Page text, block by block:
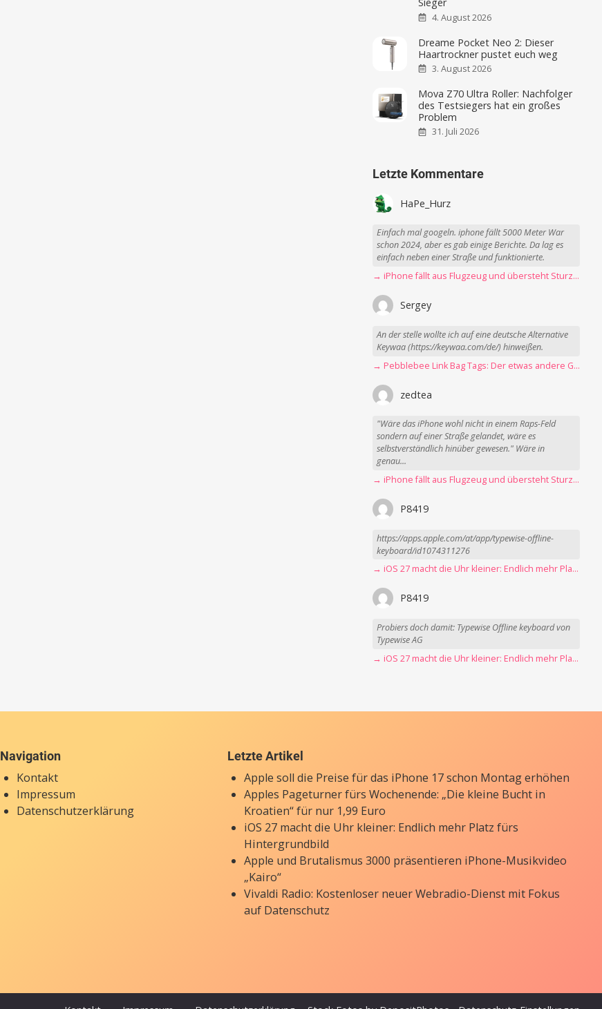
4. August 2026
Dreame Pocket Neo 2: Dieser
Haartrockner pustet euch weg
3. August 2026
Mova Z70 Ultra Roller: Nachfolger
des Testsiegers hat ein großes
Problem
31. Juli 2026
Letzte Kommentare
HaPe_Hurz
Einfach mal googeln. iphone fällt 5000 Meter War
schon 2024, aber es gab einige Berichte. Da lag es
einfach neben einer Straße und funktionierte.
→ iPhone fällt aus Flugzeug und übersteht Sturz unbeschadet
Sergey
An der stelle wollte ich auf eine deutsche Alternative
Keywaa (https://keywaa.com/de/) hinweißen.
→ Pebblebee Link Bag Tags: Der etwas andere Gepäck-Tracker
zedtea
"Wäre das iPhone wohl nicht in einem Raps-Feld
sondern auf einer Straße gelandet, wäre es
selbstverständlich hinüber gewesen." Wäre in
genau...
→ iPhone fällt aus Flugzeug und übersteht Sturz unbeschadet
P8419
https://apps.apple.com/at/app/typewise-offline-
keyboard/id1074311276
→ iOS 27 macht die Uhr kleiner: Endlich mehr Platz fürs Hintergrundbild
P8419
Probiers doch damit: Typewise Offline keyboard von
Typewise AG
→ iOS 27 macht die Uhr kleiner: Endlich mehr Platz fürs Hintergrundbild
Navigation
Kontakt
Impressum
Datenschutzerklärung
Letzte Artikel
Apple soll die Preise für das iPhone 17 schon Montag erhöhen
Apples Pageturner fürs Wochenende: „Die kleine Bucht in
Kroatien“ für nur 1,99 Euro
iOS 27 macht die Uhr kleiner: Endlich mehr Platz fürs
Hintergrundbild
Apple und Brutalismus 3000 präsentieren iPhone-Musikvideo
„Kairo“
Vivaldi Radio: Kostenloser neuer Webradio-Dienst mit Fokus
auf Datenschutz